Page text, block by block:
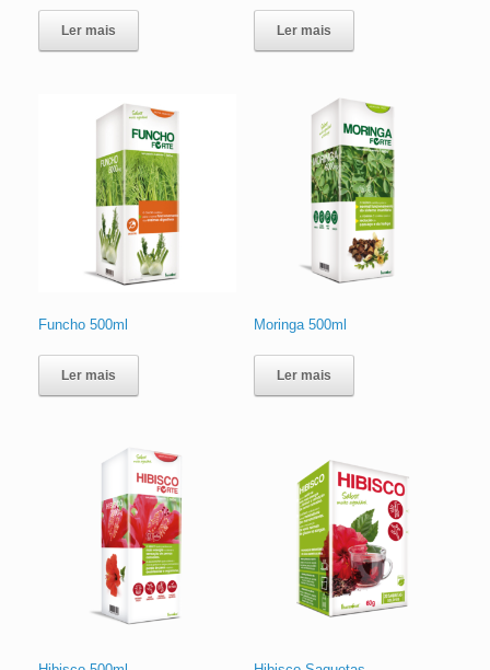
Ler mais Ler mais
Funcho 500ml
Ler mais
Moringa 500ml
Ler mais